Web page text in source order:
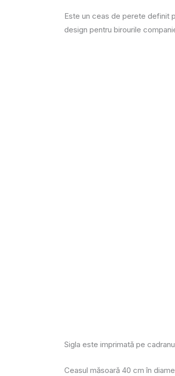
Este un ceas de perete definit
design pentru birourile
Sigla este imprimată pe
Ceasul măsoară 40 cm în